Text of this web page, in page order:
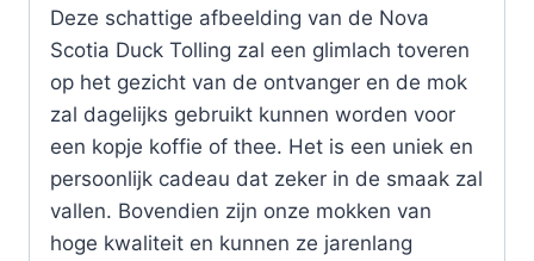
Deze schattige afbeelding van de Nova
Scotia Duck Tolling zal een glimlach toveren
op het gezicht van de ontvanger en de mok
zal dagelijks gebruikt kunnen worden voor
een kopje koffie of thee. Het is een uniek en
persoonlijk cadeau dat zeker in de smaak zal
vallen. Bovendien zijn onze mokken van
hoge kwaliteit en kunnen ze jarenlang